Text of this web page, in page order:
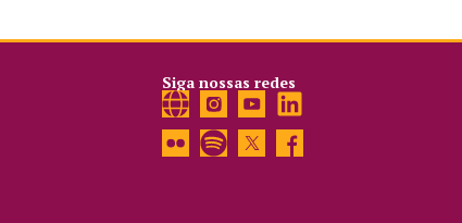
Siga nossas redes